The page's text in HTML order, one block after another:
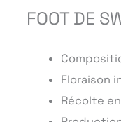
FOOT DE
Floraison
Récolte